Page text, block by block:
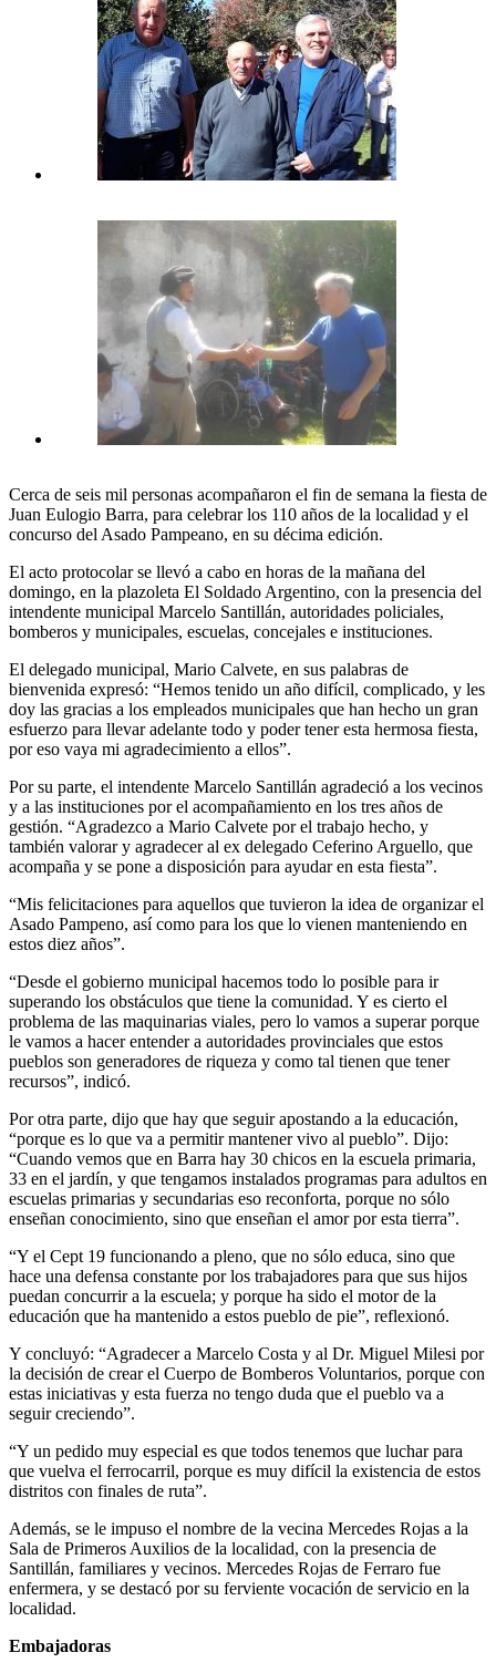
Cerca de seis mil personas acompañaron el fin de semana la fiesta de
Juan Eulogio Barra, para celebrar los 110 años de la localidad y el
concurso del Asado Pampeano, en su décima edición.
El acto protocolar se llevó a cabo en horas de la mañana del
domingo, en la plazoleta El Soldado Argentino, con la presencia del
intendente municipal Marcelo Santillán, autoridades policiales,
bomberos y municipales, escuelas, concejales e instituciones.
El delegado municipal, Mario Calvete, en sus palabras de
bienvenida expresó: “Hemos tenido un año difícil, complicado, y les
doy las gracias a los empleados municipales que han hecho un gran
esfuerzo para llevar adelante todo y poder tener esta hermosa fiesta,
por eso vaya mi agradecimiento a ellos”.
Por su parte, el intendente Marcelo Santillán agradeció a los vecinos
y a las instituciones por el acompañamiento en los tres años de
gestión. “Agradezco a Mario Calvete por el trabajo hecho, y
también valorar y agradecer al ex delegado Ceferino Arguello, que
acompaña y se pone a disposición para ayudar en esta fiesta”.
“Mis felicitaciones para aquellos que tuvieron la idea de organizar el
Asado Pampeno, así como para los que lo vienen manteniendo en
estos diez años”.
“Desde el gobierno municipal hacemos todo lo posible para ir
superando los obstáculos que tiene la comunidad. Y es cierto el
problema de las maquinarias viales, pero lo vamos a superar porque
le vamos a hacer entender a autoridades provinciales que estos
pueblos son generadores de riqueza y como tal tienen que tener
recursos”, indicó.
Por otra parte, dijo que hay que seguir apostando a la educación,
“porque es lo que va a permitir mantener vivo al pueblo”. Dijo:
“Cuando vemos que en Barra hay 30 chicos en la escuela primaria,
33 en el jardín, y que tengamos instalados programas para adultos en
escuelas primarias y secundarias eso reconforta, porque no sólo
enseñan conocimiento, sino que enseñan el amor por esta tierra”.
“Y el Cept 19 funcionando a pleno, que no sólo educa, sino que
hace una defensa constante por los trabajadores para que sus hijos
puedan concurrir a la escuela; y porque ha sido el motor de la
educación que ha mantenido a estos pueblo de pie”, reflexionó.
Y concluyó: “Agradecer a Marcelo Costa y al Dr. Miguel Milesi por
la decisión de crear el Cuerpo de Bomberos Voluntarios, porque con
estas iniciativas y esta fuerza no tengo duda que el pueblo va a
seguir creciendo”.
“Y un pedido muy especial es que todos tenemos que luchar para
que vuelva el ferrocarril, porque es muy difícil la existencia de estos
distritos con finales de ruta”.
Además, se le impuso el nombre de la vecina Mercedes Rojas a la
Sala de Primeros Auxilios de la localidad, con la presencia de
Santillán, familiares y vecinos. Mercedes Rojas de Ferraro fue
enfermera, y se destacó por su ferviente vocación de servicio en la
localidad.
Embajadoras